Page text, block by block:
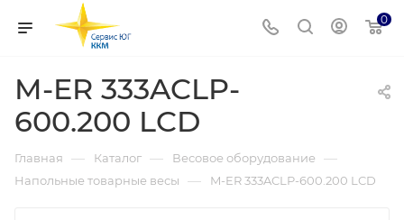
0
M-ER 333ACLP-
600.200 LCD
Главная — Каталог — Весовое оборудование —
Напольные товарные весы — M-ER 333ACLP-600.200 LCD